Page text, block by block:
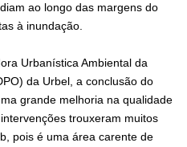
ao longo das margens do
à inundação.
Urbanística Ambiental da
da Urbel, a conclusão do
grande melhoria na qualidade
trouxeram muitos
pois é uma área carente de